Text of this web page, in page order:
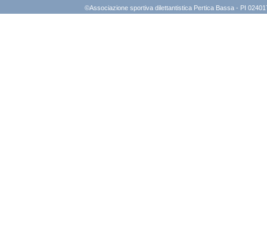
©Associazione sportiva dilettantistica Pertica Bassa - PI